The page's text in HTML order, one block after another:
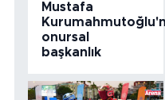
Mustafa
onursal
başkanlık